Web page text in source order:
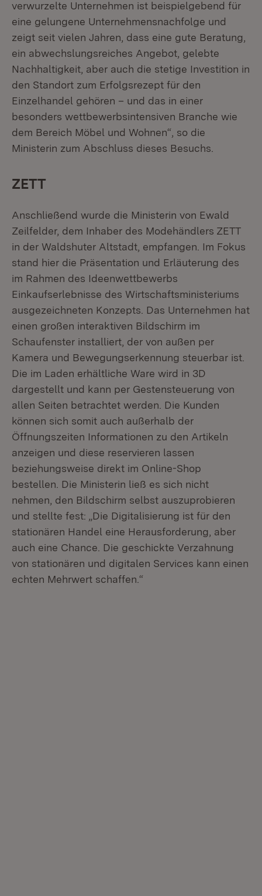
verwurzelte Unternehmen ist beispielgebend für
eine gelungene Unternehmensnachfolge und
zeigt seit vielen Jahren, dass eine gute Beratung,
ein abwechslungsreiches Angebot, gelebte
Nachhaltigkeit, aber auch die stetige Investition in
den Standort zum Erfolgsrezept für den
Einzelhandel gehören – und das in einer
besonders wettbewerbsintensiven Branche wie
dem Bereich Möbel und Wohnen“, so die
Ministerin zum Abschluss dieses Besuchs.
ZETT
Anschließend wurde die Ministerin von Ewald
Zeilfelder, dem Inhaber des Modehändlers ZETT
in der Waldshuter Altstadt, empfangen. Im Fokus
stand hier die Präsentation und Erläuterung des
im Rahmen des Ideenwettbewerbs
Einkaufserlebnisse des Wirtschaftsministeriums
ausgezeichneten Konzepts. Das Unternehmen hat
einen großen interaktiven Bildschirm im
Schaufenster installiert, der von außen per
Kamera und Bewegungserkennung steuerbar ist.
Die im Laden erhältliche Ware wird in 3D
dargestellt und kann per Gestensteuerung von
allen Seiten betrachtet werden. Die Kunden
können sich somit auch außerhalb der
Öffnungszeiten Informationen zu den Artikeln
anzeigen und diese reservieren lassen
beziehungsweise direkt im Online-Shop
bestellen. Die Ministerin ließ es sich nicht
nehmen, den Bildschirm selbst auszuprobieren
und stellte fest: „Die Digitalisierung ist für den
stationären Handel eine Herausforderung, aber
auch eine Chance. Die geschickte Verzahnung
von stationären und digitalen Services kann einen
echten Mehrwert schaffen.“